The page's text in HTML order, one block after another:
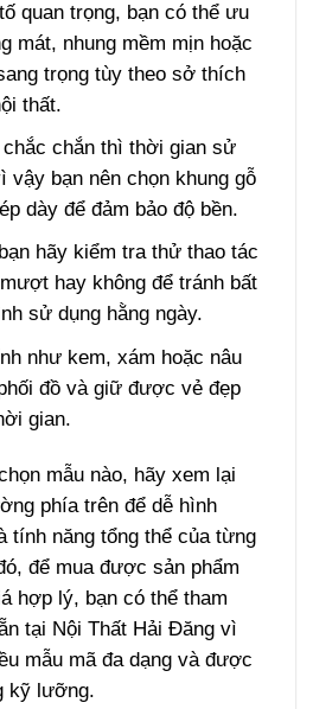
quan trọng, bạn có thể ưu
mát, nhung mềm mịn hoặc
trọng tùy theo sở thích
thất.
chắc chắn thì thời gian sử
vậy bạn nên chọn khung gỗ
dày để đảm bảo độ bền.
hãy kiểm tra thử thao tác
hay không để tránh bất
sử dụng hằng ngày.
như kem, xám hoặc nâu
đồ và giữ được vẻ đẹp
gian.
mẫu nào, hãy xem lại
phía trên để dễ hình
tính năng tổng thể của từng
để mua được sản phẩm
hợp lý, bạn có thể tham
tại Nội Thất Hải Đăng vì
mẫu mã đa dạng và được
kỹ lưỡng.